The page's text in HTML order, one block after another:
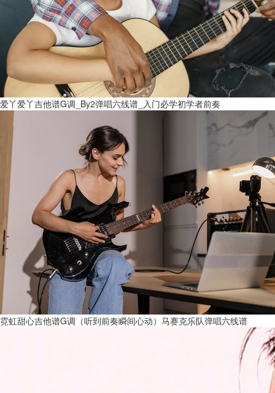
爱丫爱丫吉他谱G调_By2弹唱六线谱_入门必学初学者前奏
霓虹甜心吉他谱G调（听到前奏瞬间心动）马赛克乐队弹唱六线谱